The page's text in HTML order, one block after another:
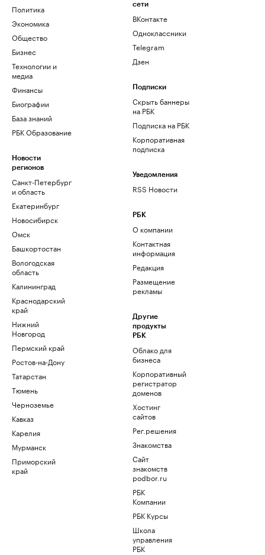
Политика
Экономика
Общество
Бизнес
Технологии и
медиа
Финансы
Биографии
База знаний
РБК Образование
Новости
регионов
Санкт-Петербург
и область
Екатеринбург
Новосибирск
Омск
Башкортостан
Вологодская
область
Калининград
Краснодарский
край
Нижний
Новгород
Пермский край
Ростов-на-Дону
Татарстан
Тюмень
Черноземье
Кавказ
Карелия
Мурманск
Приморский
край
сети
ВКонтакте
Одноклассники
Telegram
Дзен
Подписки
Скрыть баннеры
на РБК
Подписка на РБК
Корпоративная
подписка
Уведомления
RSS Новости
РБК
О компании
Контактная
информация
Редакция
Размещение
рекламы
Другие
продукты
РБК
Облако для
бизнеса
Корпоративный
регистратор
доменов
Хостинг
сайтов
Рег.решения
Знакомства
Сайт
знакомств
podbor.ru
РБК
Компании
РБК Курсы
Школа
управления
РБК